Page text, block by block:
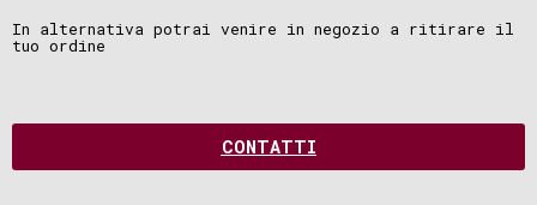
In alternativa potrai venire in negozio a ritirare il
tuo ordine
CONTATTI